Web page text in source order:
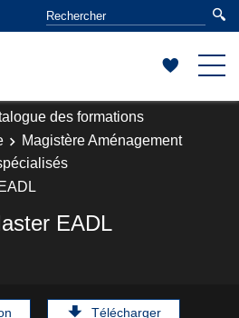
des formations
Magistère Aménagement
EADL
Télécharger